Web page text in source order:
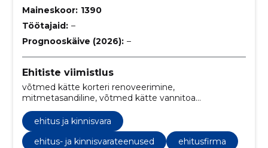
Maineskoor: 1390
Töötajaid: –
Prognooskäive (2026): –
Ehitiste viimistlus
võtmed kätte korteri renoveerimine,
mitmetasandiline, võtmed kätte vannitoa
renoveerimine, vannitoa ümberehitus, Korteriremont,
pinglae eemaldamine, võtmed kätte, korteri
remonditeenused, vannitoa remonditeenused,
garanteeritud ehitustöö
ehitus ja kinnisvara
ehitus- ja kinnisvarateenused
ehitusfirma